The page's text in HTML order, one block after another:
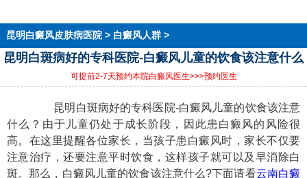
昆明白癜风皮肤病医院> 白癜风人群>
昆明白斑病好的专科医院-白癜风儿童的饮食该注意什么
可提前2-7天预约本院白癜风医生>>>预约医生
昆明白斑病好的专科医院-白癜风儿童的饮食该注意
什么？由于儿童仍处于成长阶段，因此患白癜风的风险很
高。在这里提醒各位家长，当孩子患白癜风时，家长不仅要
注意治疗，还要注意平时饮食，这样孩子就可以及早消除白
斑。那么，白癜风儿童的饮食该注意什么?下面请看云南白癜